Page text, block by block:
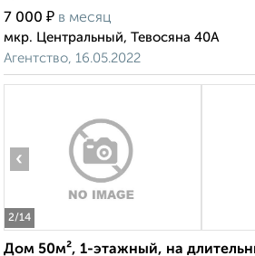
7 000 ₽ в месяц
мкр. Центральный, Тевосяна 40А
Агентство, 16.05.2022
2/14
‹
Дом 50м², 1-этажный, на